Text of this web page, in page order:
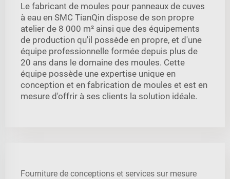
Le fabricant de moules pour panneaux de cuves
à eau en SMC TianQin dispose de son propre
atelier de 8 000 m² ainsi que des équipements
de production qu'il possède en propre, et d'une
équipe professionnelle formée depuis plus de
20 ans dans le domaine des moules. Cette
équipe possède une expertise unique en
conception et en fabrication de moules et est en
mesure d'offrir à ses clients la solution idéale.
Fourniture de conceptions et services sur mesure